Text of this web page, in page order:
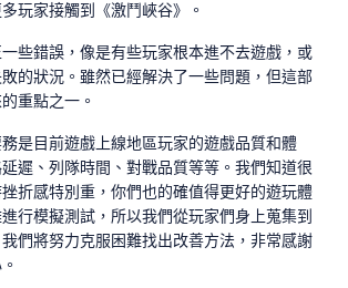
玩家接觸到《激鬥峽谷》。
些錯誤，像是有些玩家根本進不去遊戲，或
的狀況。雖然已經解決了一些問題，但這部
重點之一。
是目前遊戲上線地區玩家的遊戲品質和體
遲、列隊時間、對戰品質等等。我們知道很
折感特別重，你們也的確值得更好的遊玩體
行模擬測試，所以我們從玩家們身上蒐集到
們將努力克服困難找出改善方法，非常感謝